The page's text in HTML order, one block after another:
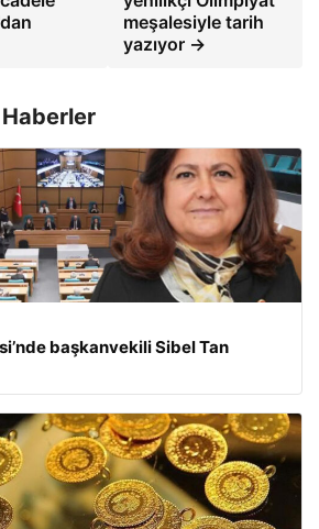
meşalesiyle tarih
yazıyor →
başkanvekili Sibel Tan